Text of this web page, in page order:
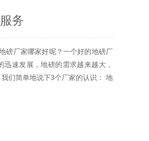
务
磅厂家哪家好呢？一个好的地磅厂
速发展，地磅的需求越来越大，
们简单地说下3个厂家的认识： 地
如今地磅厂家有好几个。